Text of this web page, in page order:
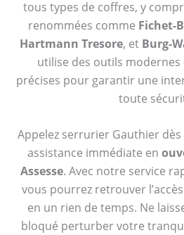
tous types de coffres, y
renommées comme Fichet-
Hartmann Tresore, et Burg-
utilise des outils
précises pour garantir une
toute
Appelez serrurier Gauthier
assistance immédiate en
Assesse. Avec notre service
vous pourrez retrouver
en un rien de temps. Ne
bloqué perturber votre